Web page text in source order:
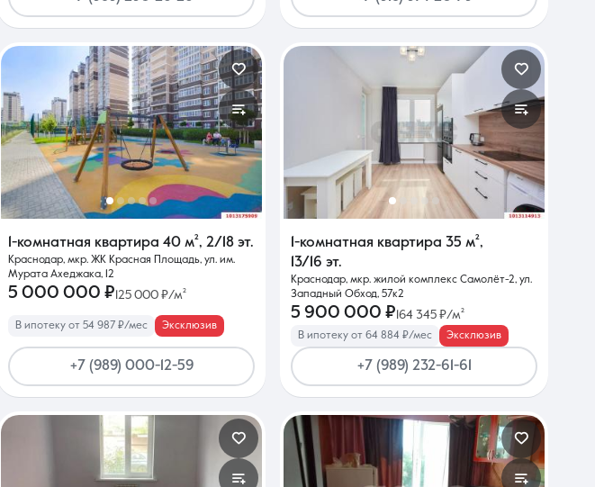
до 20:00
1-комнатная квартира 40 м², 2/18 эт.
Краснодар, мкр. ЖК Красная Площадь, ул. им.
Мурата Ахеджака, 12
5 000 000 ₽125 000 ₽/м²
В ипотеку от 54 987 ₽/мес Эксклюзив
+7 (989) 000-12-59
1-комнатная квартира 35 м²,
13/16 эт.
Краснодар, мкр. жилой комплекс Самолёт-2, ул.
Западный Обход, 57к2
5 900 000 ₽164 345 ₽/м²
В ипотеку от 64 884 ₽/мес Эксклюзив
+7 (989) 232-61-61